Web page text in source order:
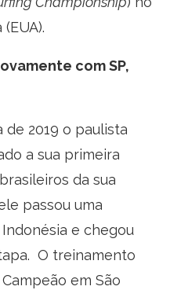
com SP,
2019 o paulista
a sua primeira
da sua
passou uma
e chegou
O treinamento
em São